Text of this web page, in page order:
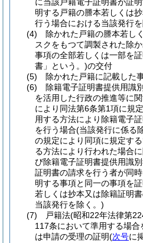
明する戸籍の謄本若しくは
行う場合における当該発行
(4)
除かれた戸籍の謄本若し
スクをもつて調製された除
事項の全部若しくは一部を
書」という。)の交付
(5)
除かれた戸籍に記載した
(6)
除籍電子証明書提供用識
を活用した行政の推進等に
により同法第6条第1項に規
用する方法により除籍電子
を行う場合(当該発行に係る
の規定により同項に規定す
る方法により行われた場合
び除籍電子証明書提供用識
証明書の請求を行う者が同
明する事項と同一の事項を
若しくは抄本又は除籍証明
当該発行を除く。)
(7)
戸籍法(昭和22年法律第
117条において準用する場合
は申請の受理の証明(次号に